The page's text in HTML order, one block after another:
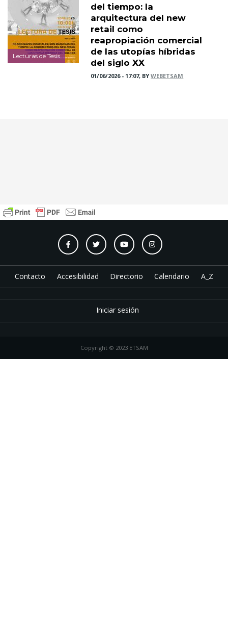
Lecturas de Tesis
del tiempo: la
arquitectura del new
retail como
reapropiación comercial
de las utopías híbridas
del siglo XX
01/06/2026 - 17:07, BYWEBETSAM
Contacto Accesibilidad Directorio Calendario A_Z
Iniciar sesión
Copyright © 2023 ETSAM